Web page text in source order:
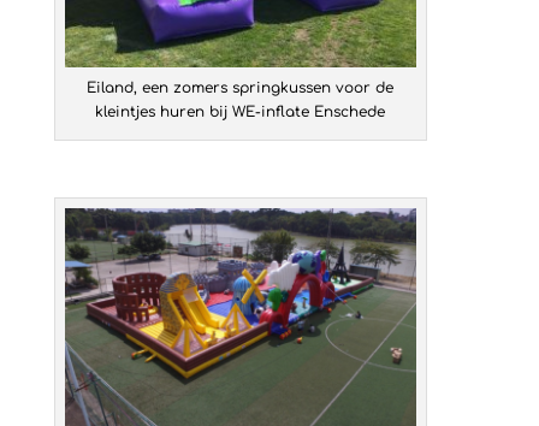
Eiland, een zomers springkussen voor de
kleintjes huren bij WE-inflate Enschede